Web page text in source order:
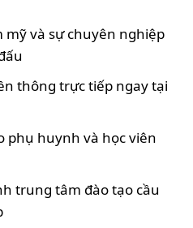
mỹ và sự chuyên nghiệp
thông trực tiếp ngay tại
phụ huynh và học viên
trung tâm đào tạo cầu